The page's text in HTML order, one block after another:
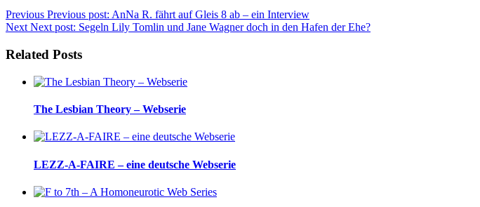
Previous Previous post: AnNa R. fährt auf Gleis 8 ab – ein Interview
Next Next post: Segeln Lily Tomlin und Jane Wagner doch in den Hafen der Ehe?
Related Posts
The Lesbian Theory – Webserie
LEZZ-A-FAIRE – eine deutsche Webserie